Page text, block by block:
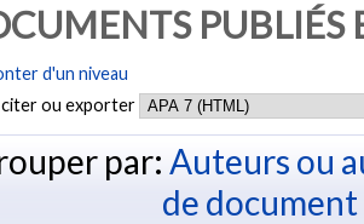
PUBLIÉS
d'un niveau
ou exporter
par: Auteurs ou
de document